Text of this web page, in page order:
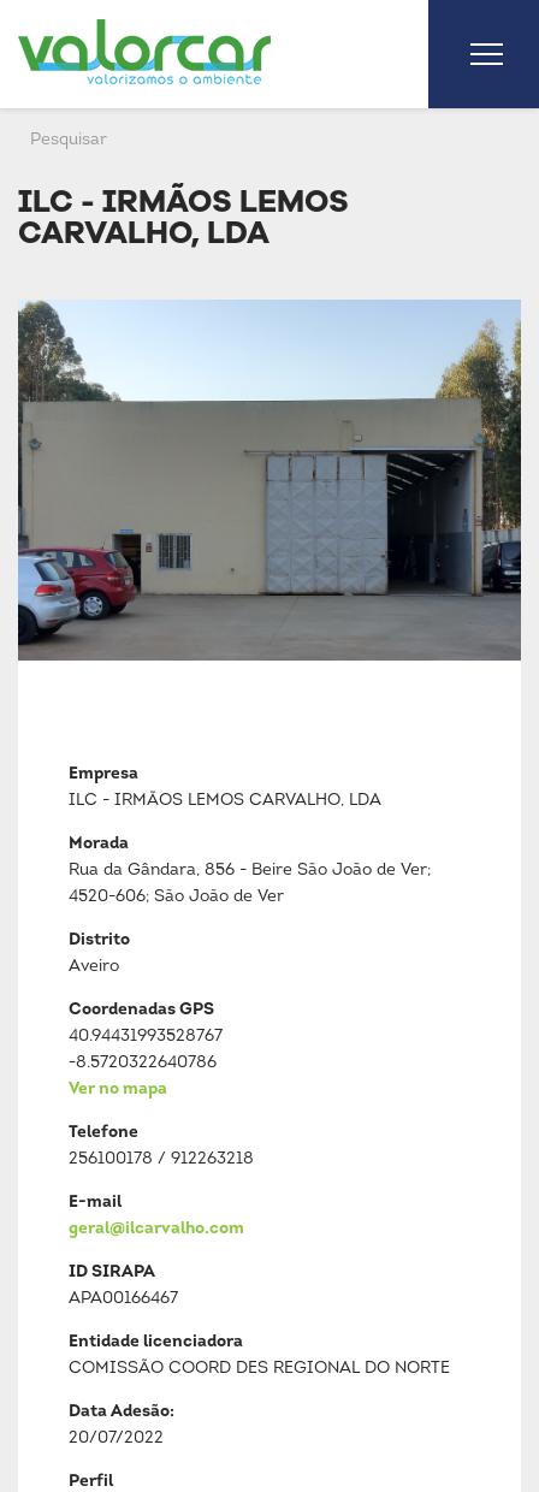
ILC - IRMÃOS LEMOS
CARVALHO, LDA
Empresa
ILC - IRMÃOS LEMOS CARVALHO, LDA
Morada
Rua da Gândara, 856 - Beire São João de Ver;
4520-606; São João de Ver
Distrito
Aveiro
Coordenadas GPS
40.94431993528767
-8.5720322640786
Ver no mapa
Telefone
256100178 / 912263218
E-mail
geral@ilcarvalho.com
ID SIRAPA
APA00166467
Entidade licenciadora
COMISSÃO COORD DES REGIONAL DO NORTE
Data Adesão:
20/07/2022
Perfil